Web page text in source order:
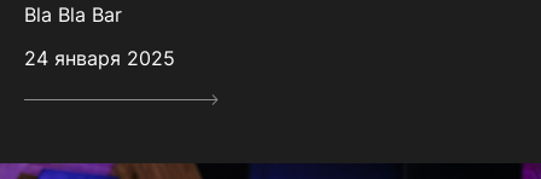
Bla Bla Bar
24 января 2025